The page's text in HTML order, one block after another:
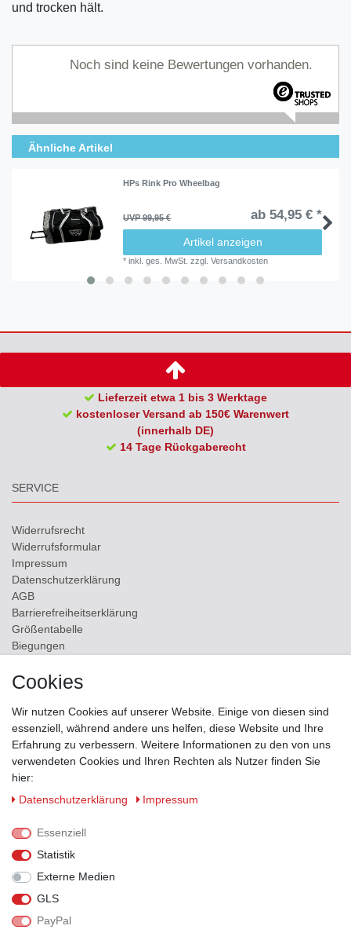
und trocken hält.
Noch sind keine Bewertungen vorhanden.
Ähnliche Artikel
HPs Rink Pro Wheelbag
UVP 99,95 € ab 54,95 € *
Artikel anzeigen
*inkl. ges. MwSt. zzgl.Versandkosten
Lieferzeit etwa 1 bis 3 Werktage
kostenloser Versand ab 150€ Warenwert
(innerhalb DE)
14 Tage Rückgaberecht
SERVICE
Widerrufs­recht
Widerrufs­formular
Impressum
Daten­schutz­erklärung
AGB
Barrierefreiheitserklärung
Größentabelle
Biegungen
Kontakt
ZAHLUNGSMÖGLICHKEITEN
VERSANDPARTNER
Cookies
Wir nutzen Cookies auf unserer Website. Einige von diesen sind
essenziell, während andere uns helfen, diese Website und Ihre
Erfahrung zu verbessern. Weitere Informationen zu den von uns
verwendeten Cookies und Ihren Rechten als Nutzer finden Sie
hier:
Daten­schutz­erklärung
Impressum
Essenziell
Statistik
Externe Medien
GLS
PayPal